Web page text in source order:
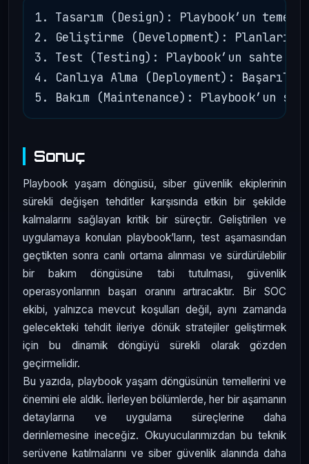
1. Tasarım (Design): Playbook’un
2. Geliştirme (Development):
3. Test (Testing): Playbook’un sahte
4. Canlıya Alma (Deployment):
Sonuç
Playbook yaşam döngüsü, siber güvenlik ekiplerinin
sürekli değişen tehditler karşısında etkin bir şekilde
kalmalarını sağlayan kritik bir süreçtir. Geliştirilen ve
uygulamaya konulan playbook’ların, test aşamasından
geçtikten sonra canlı ortama alınması ve sürdürülebilir
bir bakım döngüsüne tabi tutulması, güvenlik
operasyonlarının başarı oranını artıracaktır. Bir SOC
ekibi, yalnızca mevcut koşulları değil, aynı zamanda
gelecekteki tehdit ileriye dönük stratejiler geliştirmek
için bu dinamik döngüyü sürekli olarak gözden
geçirmelidir.
Bu yazıda, playbook yaşam döngüsünün temellerini ve
önemini ele aldık. İlerleyen bölümlerde, her bir aşamanın
detaylarına ve uygulama süreçlerine daha
derinlemesine ineceğiz. Okuyucularımızdan bu teknik
serüvene katılmalarını ve siber güvenlik alanında daha